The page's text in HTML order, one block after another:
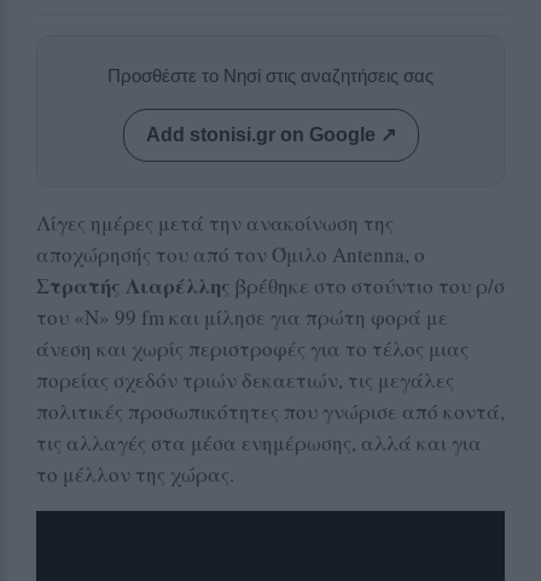
Προσθέστε το Νησί στις αναζητήσεις σας
Add stonisi.gr on Google ↗
Λίγες ημέρες μετά την ανακοίνωση της
αποχώρησής του από τον Όμιλο Antenna, ο
Στρατής Λιαρέλλης βρέθηκε στο στούντιο του ρ/σ
του «Ν» 99 fm και μίλησε για πρώτη φορά με
άνεση και χωρίς περιστροφές για το τέλος μιας
πορείας σχεδόν τριών δεκαετιών, τις μεγάλες
πολιτικές προσωπικότητες που γνώρισε από κοντά,
τις αλλαγές στα μέσα ενημέρωσης, αλλά και για
το μέλλον της χώρας.